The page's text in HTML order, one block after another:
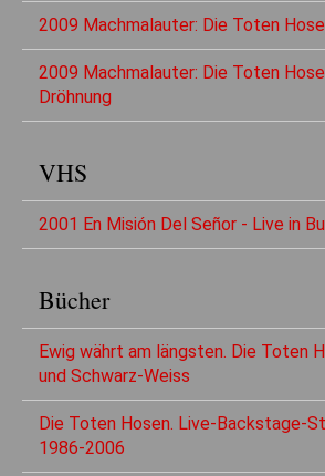
2009 Machmalauter: Die Toten
2009 Machmalauter: Die Toten
Dröhnung
VHS
2001 En Misión Del Señor - Live in
Bücher
Ewig währt am längsten. Die Toten
und Schwarz-Weiss
Die Toten Hosen. Live-Backstage-
1986-2006